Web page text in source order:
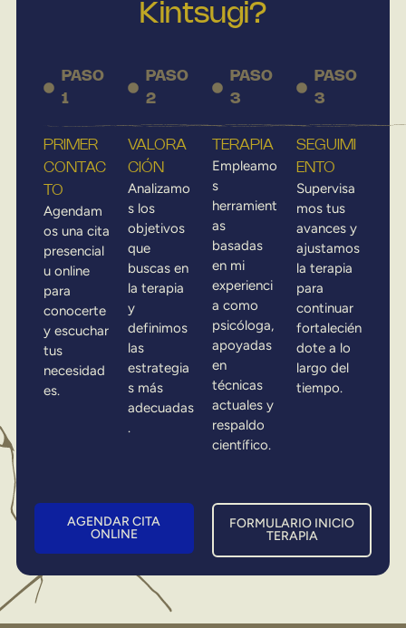
Kintsugi?
PASO
1
PRIMER
CONTAC
TO
Agendam
os una cita
presencial
u online
para
conocerte
y escuchar
tus
necesidad
es.
PASO
2
VALORA
CIÓN
Analizamo
s los
objetivos
que
buscas en
la terapia
y
definimos
las
estrategia
s más
adecuadas
.
PASO
3
TERAPIA
Empleamo
s
herramient
as
basadas
en mi
experienci
a como
psicóloga,
apoyadas
en
técnicas
actuales y
respaldo
científico.
PASO
3
SEGUIMI
ENTO
Supervisa
mos tus
avances y
ajustamos
la terapia
para
continuar
fortalecién
dote a lo
largo del
tiempo.
AGENDAR CITA
ONLINE
FORMULARIO INICIO
TERAPIA